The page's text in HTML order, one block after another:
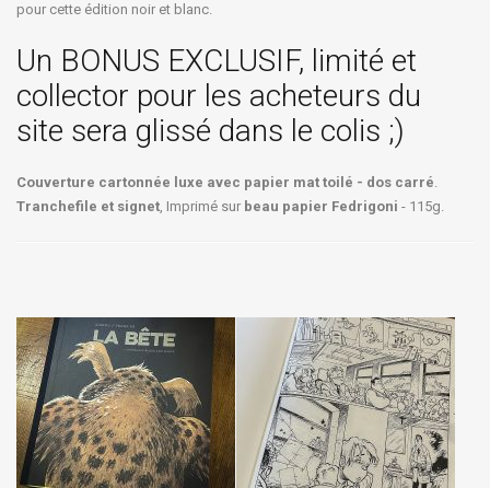
pour cette édition noir et blanc.
Un BONUS EXCLUSIF, limité et
collector pour les acheteurs du
site sera glissé dans le colis ;)
Couverture cartonnée luxe avec papier mat toilé - dos carré.
Tranchefile et signet, Imprimé sur beau papier Fedrigoni - 115g.